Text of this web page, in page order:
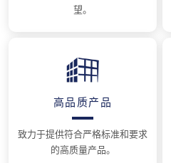
望。
高品质产品
致力于提供符合严格标准和要求
的高质量产品。